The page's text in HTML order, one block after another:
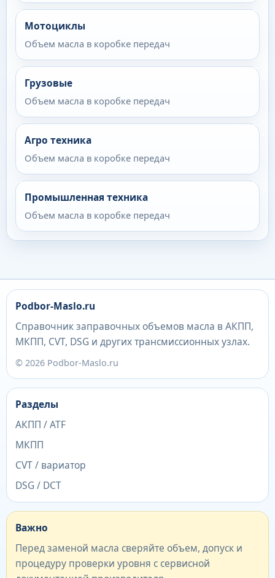
Мотоциклы
Объем масла в коробке передач
Грузовые
Объем масла в коробке передач
Агро техника
Объем масла в коробке передач
Промышленная техника
Объем масла в коробке передач
Podbor-Maslo.ru
Справочник заправочных объемов масла в АКПП,
МКПП, CVT, DSG и других трансмиссионных узлах.
© 2026 Podbor-Maslo.ru
Разделы
АКПП / ATF
МКПП
CVT / вариатор
DSG / DCT
Важно
Перед заменой масла сверяйте объем, допуск и
процедуру проверки уровня с сервисной